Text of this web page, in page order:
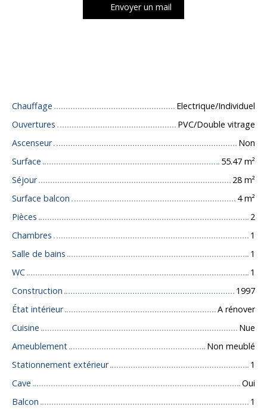
Envoyer un mail
Chauffage
Electrique/Individuel
Ouvertures
PVC/Double vitrage
Ascenseur
Non
Surface
55.47 m²
Séjour
28 m²
Surface balcon
4m²
Pièces
2
Chambres
1
Salle de bains
1
WC
1
Construction
1997
État intérieur
A rénover
Cuisine
Nue
Ameublement
Non meublé
Stationnement extérieur
1
Cave
Oui
Balcon
1